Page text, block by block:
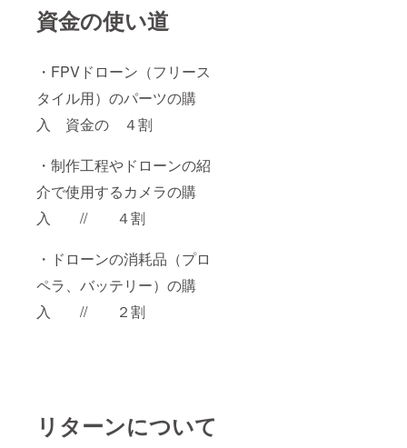
資金の使い道
・FPVドローン（フリース
タイル用）のパーツの購
入 資金の ４割
・制作工程やドローンの紹
介で使用するカメラの購
入 // ４割
・ドローンの消耗品（プロ
ペラ、バッテリー）の購
入 // ２割
リターンについて